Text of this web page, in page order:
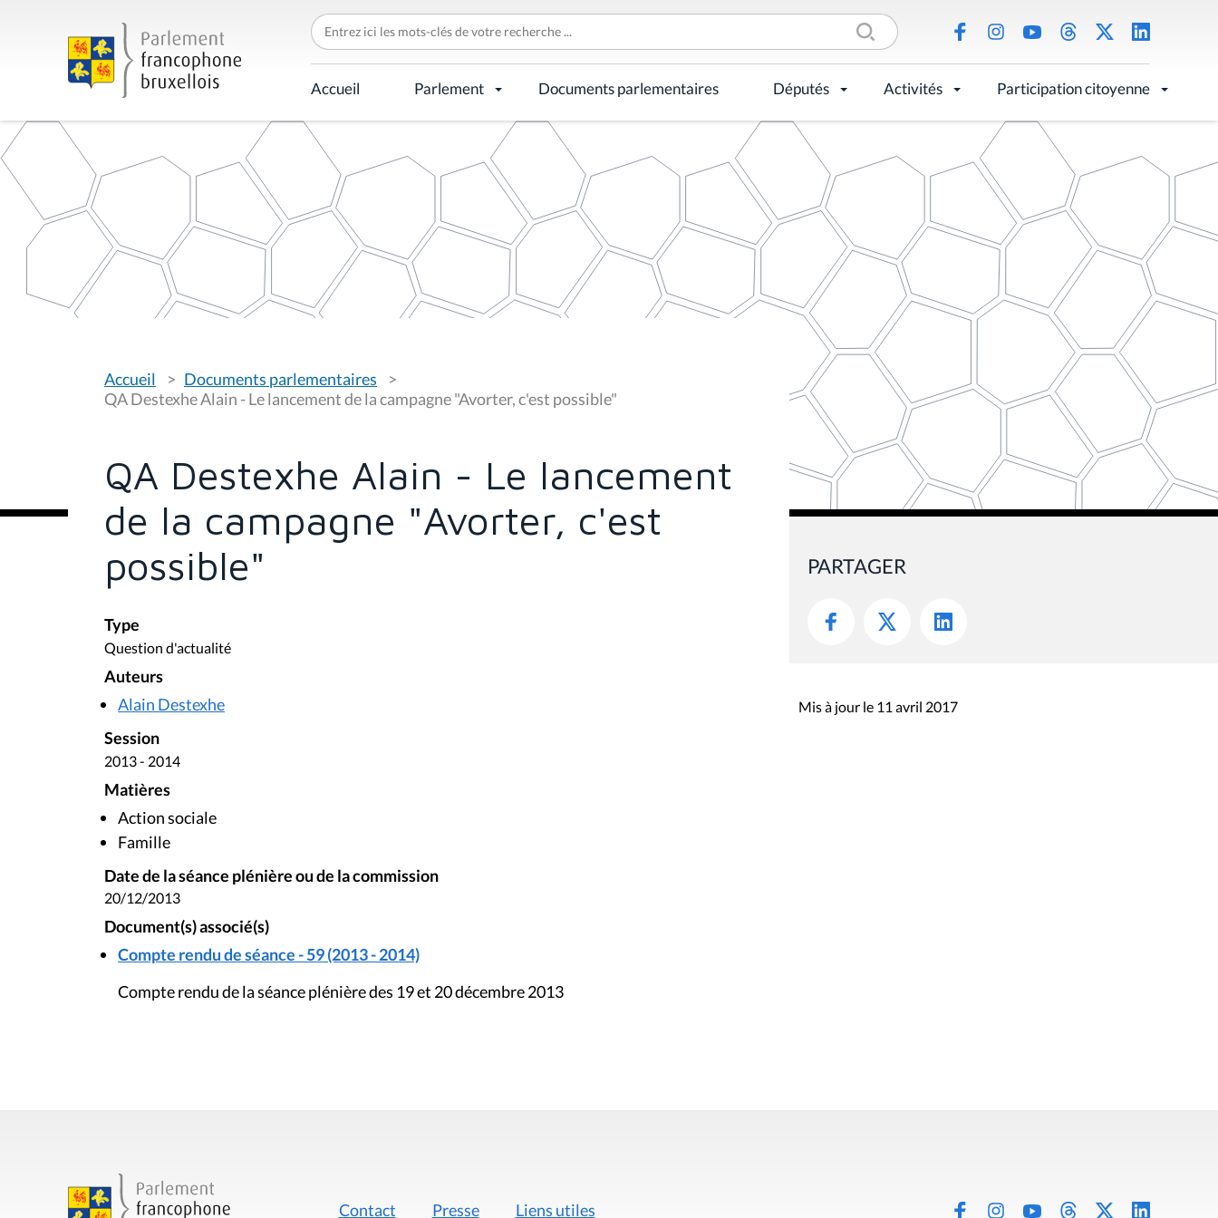
C
h
e
r
c
h
r
p
Accueil Parlement Documents parlementaires Députés Activités Participation citoyenne
o
u
s
Accueil
Documents parlementaires
QA Destexhe Alain - Le lancement de la campagne "Avorter, c'est possible"
QA Destexhe Alain - Le lancement
de la campagne "Avorter, c'est
possible"
Type
Question d'actualité
Auteurs
Alain Destexhe
Session
2013 - 2014
Matières
Action sociale
Famille
Date de la séance plénière ou de la commission
20/12/2013
Document(s) associé(s)
Compte rendu de séance - 59 (2013 - 2014)
Compte rendu de la séance plénière des 19 et 20 décembre 2013
PARTAGER
Mis à jour le 11 avril 2017
Contact Presse Liens utiles